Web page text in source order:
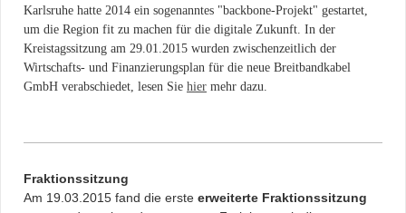
Karlsruhe hatte 2014 ein sogenanntes "backbone-Projekt" gestartet,
um die Region fit zu machen für die digitale Zukunft. In der
Kreistagssitzung am 29.01.2015 wurden zwischenzeitlich der
Wirtschafts- und Finanzierungsplan für die neue Breitbandkabel
GmbH verabschiedet, lesen Sie hier mehr dazu.
Fraktionssitzung
Am 19.03.2015 fand die erste erweiterte Fraktionssitzung